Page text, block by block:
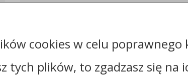
cookies w celu poprawnego
tych plików, to zgadzasz się na